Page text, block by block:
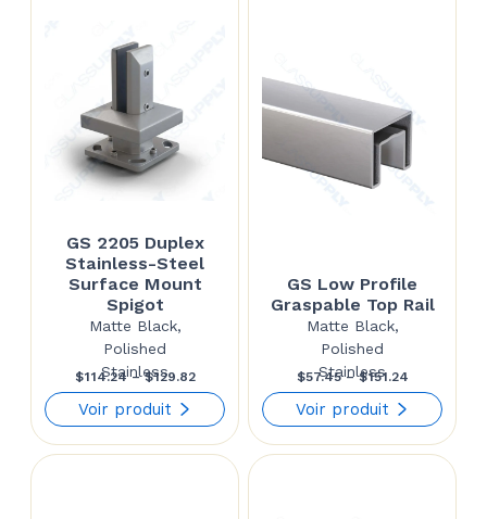
GS 2205 Duplex
Stainless-Steel
Surface Mount
Spigot
Matte Black,
Polished
Stainless
$114.24 – $129.82Price
range:
$114.24
through
Voir produit
GS Low Profile
Graspable Top Rail
Matte Black,
Polished
Stainless
$57.45 – $151.24Price
range:
$57.45
through
Voir produit